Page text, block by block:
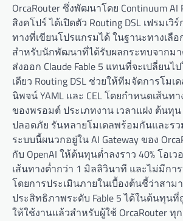
OrcaRouter ซึ่งพัฒนาโดย Continuum AI
สิงคโปร์ ได้เปิดตัว Routing DSL เฟรมเวิ
ทางที่เขียนโปรแกรมได้ ในฐานะทางเลือ
สำหรับนักพัฒนาที่ได้รับผลกระทบจากม
ส่งออก Claude Fable 5 แทนที่จะเปลี่ยนไ
เดียว Routing DSL ช่วยให้ทีมจัดการโมเ
นิพจน์ YAML และ CEL โดยกำหนดเส้น
ของพรอมต์ ประเภทงาน เวลาแฝง ต้นทุ
ปลอดภัย รันหลายโมเดลพร้อมกันและร
ระบบนี้ผนวกอยู่ใน AI Gateway ของ
กับ OpenAI ให้ต้นทุนต่ำลงราว 40% โอเ
เส้นทางต่ำกว่า 1 มิลลิวินาที และไม่มีกา
โดยการประเมินภายในเบื้องต้นชี้ว่าสาม
ประสิทธิภาพระดับ Fable 5 ได้ในต้นทุน
ให้ใช้งานแล้วสำหรับผู้ใช้ OrcaRouter ทุ